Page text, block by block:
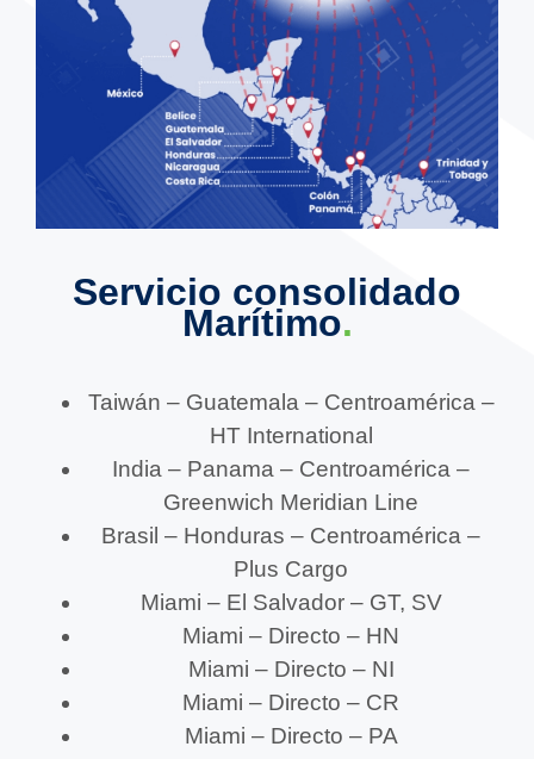
Servicio consolidado
Marítimo.
Taiwán – Guatemala – Centroamérica –
HT International
India – Panama – Centroamérica –
Greenwich Meridian Line
Brasil – Honduras – Centroamérica –
Plus Cargo
Miami – El Salvador – GT, SV
Miami – Directo – HN
Miami – Directo – NI
Miami – Directo – CR
Miami – Directo – PA